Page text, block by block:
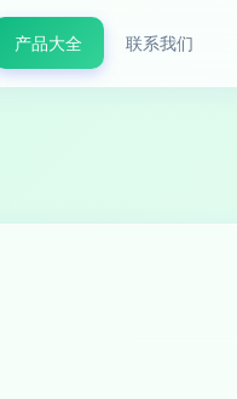
产品大全 联系我们